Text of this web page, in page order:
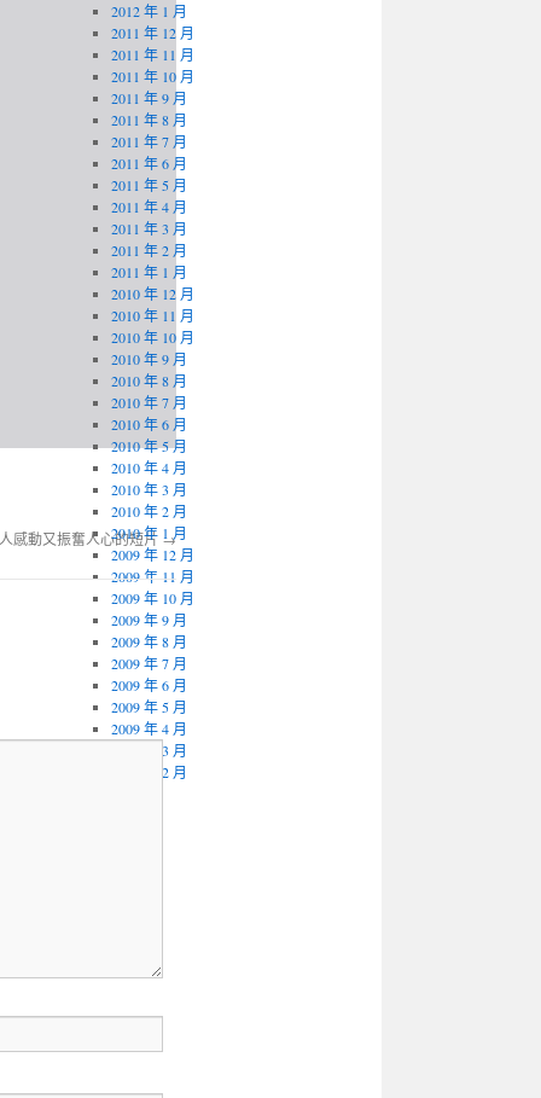
感動又振奮人心的短片 →
2012 年 1 月
2011 年 12 月
2011 年 11 月
2011 年 10 月
2011 年 9 月
2011 年 8 月
2011 年 7 月
2011 年 6 月
2011 年 5 月
2011 年 4 月
2011 年 3 月
2011 年 2 月
2011 年 1 月
2010 年 12 月
2010 年 11 月
2010 年 10 月
2010 年 9 月
2010 年 8 月
2010 年 7 月
2010 年 6 月
2010 年 5 月
2010 年 4 月
2010 年 3 月
2010 年 2 月
2010 年 1 月
2009 年 12 月
2009 年 11 月
2009 年 10 月
2009 年 9 月
2009 年 8 月
2009 年 7 月
2009 年 6 月
2009 年 5 月
2009 年 4 月
2009 年 3 月
2009 年 2 月